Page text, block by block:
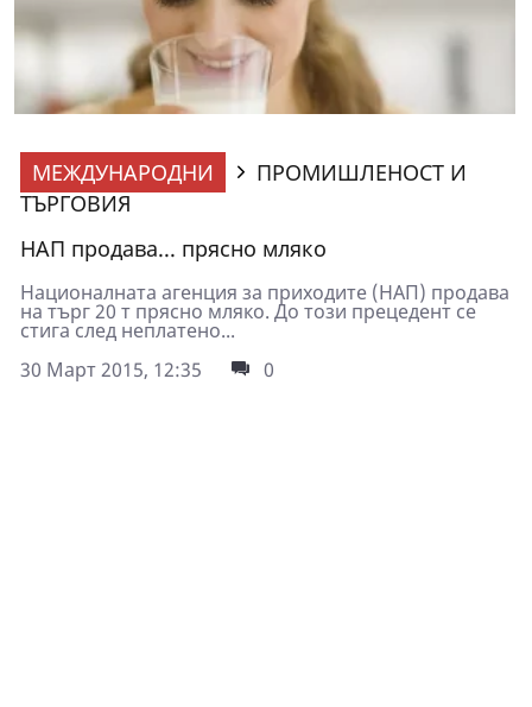
МЕЖДУНАРОДНИ
ПРОМИШЛЕНОСТ И
ТЪРГОВИЯ
НАП продава... прясно мляко
Националната агенция за приходите (НАП) продава
на търг 20 т прясно мляко. До този прецедент се
стига след неплатено...
30 Март 2015, 12:35
0